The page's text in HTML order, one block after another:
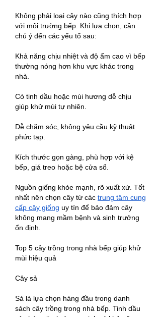
Không phải loại cây nào cũng thích hợp
với môi trường bếp. Khi lựa chọn, cần
chú ý đến các yếu tố sau:
Khả năng chịu nhiệt và độ ẩm cao vì bếp
thường nóng hơn khu vực khác trong
nhà.
Có tinh dầu hoặc mùi hương dễ chịu
giúp khử mùi tự nhiên.
Dễ chăm sóc, không yêu cầu kỹ thuật
phức tạp.
Kích thước gọn gàng, phù hợp với kệ
bếp, giá treo hoặc bệ cửa sổ.
Nguồn giống khỏe mạnh, rõ xuất xứ. Tốt
nhất nên chọn cây từ các trung tâm cung
cấp cây giống uy tín để bảo đảm cây
không mang mầm bệnh và sinh trưởng
ổn định.
Top 5 cây trồng trong nhà bếp giúp khử
mùi hiệu quả
Cây sả
Sả là lựa chọn hàng đầu trong danh
sách cây trồng trong nhà bếp. Tinh dầu